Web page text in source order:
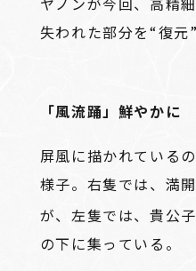
失われた部分を“復元”
「風流踊」鮮やかに
屏風に描かれている
様子。右隻では、満
が、左隻では、貴公
の下に集っている。